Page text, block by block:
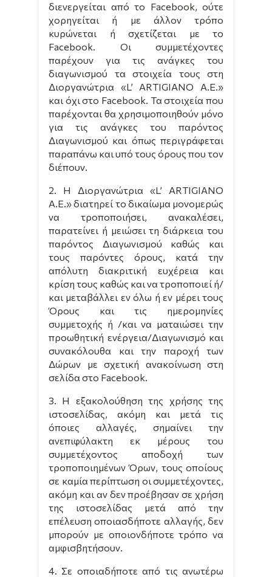
διενεργείται από το Facebook, ούτε
χορηγείται ή με άλλον τρόπο
κυρώνεται ή σχετίζεται με το
Facebook. Οι συμμετέχοντες
παρέχουν για τις ανάγκες του
διαγωνισμού τα στοιχεία τους στη
Διοργανώτρια «L’ ARTIGIANO A.E.»
και όχι στο Facebook. Τα στοιχεία που
παρέχονται θα χρησιμοποιηθούν μόνο
για τις ανάγκες του παρόντος
Διαγωνισμού και όπως περιγράφεται
παραπάνω και υπό τους όρους που τον
διέπουν.
2. Η Διοργανώτρια «L’ ARTIGIANO
A.E.» διατηρεί το δικαίωμα μονομερώς
να τροποποιήσει, ανακαλέσει,
παρατείνει ή μειώσει τη διάρκεια του
παρόντος Διαγωνισμού καθώς και
τους παρόντες όρους, κατά την
απόλυτη διακριτική ευχέρεια και
κρίση τους καθώς και να τροποποιεί ή/
και μεταβάλλει εν όλω ή εν μέρει τους
Όρους και τις ημερομηνίες
συμμετοχής ή /και να ματαιώσει την
προωθητική ενέργεια/Διαγωνισμό και
συνακόλουθα και την παροχή των
Δώρων με σχετική ανακοίνωση στη
σελίδα στο Facebook.
3. Η εξακολούθηση της χρήσης της
ιστοσελίδας, ακόμη και μετά τις
όποιες αλλαγές, σημαίνει την
ανεπιφύλακτη εκ μέρους του
συμμετέχοντος αποδοχή των
τροποποιημένων Όρων, τους οποίους
σε καμία περίπτωση οι συμμετέχοντες,
ακόμη και αν δεν προέβησαν σε χρήση
της ιστοσελίδας μετά από την
επέλευση οποιασδήποτε αλλαγής, δεν
μπορούν με οποιονδήποτε τρόπο να
αμφισβητήσουν.
4. Σε οποιαδήποτε από τις ανωτέρω